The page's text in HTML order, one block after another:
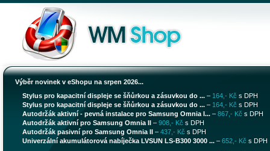
Výběr novinek v eShopu na srpen 2026...
Stylus pro kapacitní displeje se šňůrkou a zásuvkou do ... – 164,- Kč s DPH
Stylus pro kapacitní displeje se šňůrkou a zásuvkou do ... – 164,- Kč s DPH
Autodržák aktivní - pevná instalace pro Samsung Omnia I... – 867,- Kč s DPH
Autodržák aktivní pro Samsung Omnia II – 908,- Kč s DPH
Autodržák pasivní pro Samsung Omnia II – 437,- Kč s DPH
Univerzální akumulátorová nabíječka LVSUN LS-B300 3000 ... – 652,- Kč s DPH